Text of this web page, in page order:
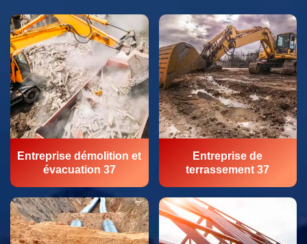
Entreprise démolition et
évacuation 37
Entreprise de
terrassement 37